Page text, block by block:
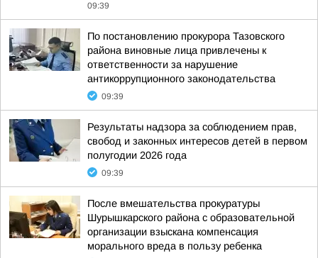
09:39
По постановлению прокурора Тазовского
района виновные лица привлечены к
ответственности за нарушение
антикоррупционного законодательства
09:39
Результаты надзора за соблюдением прав,
свобод и законных интересов детей в первом
полугодии 2026 года
09:39
После вмешательства прокуратуры
Шурышкарского района с образовательной
организации взыскана компенсация
морального вреда в пользу ребенка